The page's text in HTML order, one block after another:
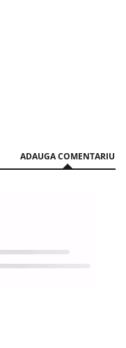
ADAUGA COMENTARIU